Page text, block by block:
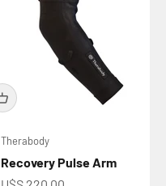
Therabody
Recovery Pulse Arm
Precio de oferta